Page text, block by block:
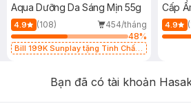
Aqua Dưỡng Da Sáng Mịn 55g
4.9 (108)
454/tháng
48%
Bill 199K Sunplay tặng Tinh Chất
Cấp
4.9
Bạn đã có tài khoản